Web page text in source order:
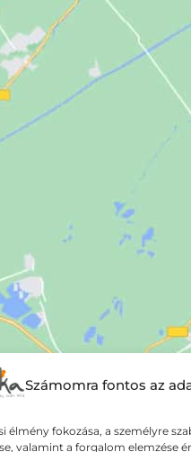
Számomra fontos az
élmény fokozása, a személyre
valamint a forgalom elemzése